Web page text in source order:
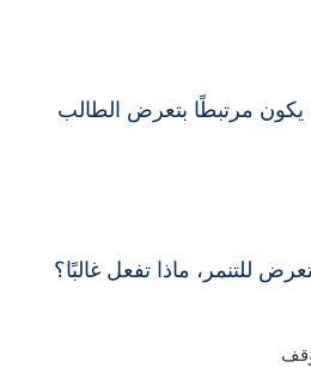
يكون مرتبطًا بتعرض الطالب